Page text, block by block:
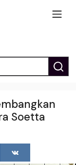
Soetta